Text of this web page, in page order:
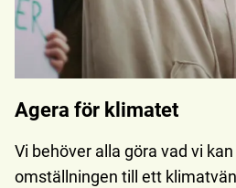
Agera för klimatet
Vi behöver alla göra vad vi
omställningen till ett